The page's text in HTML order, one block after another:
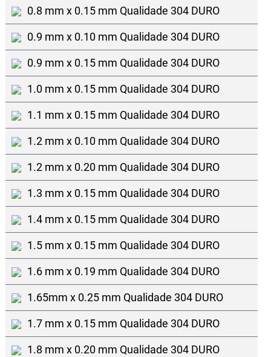
0.8 mm x 0.15 mm Qualidade 304 DURO
0.9 mm x 0.10 mm Qualidade 304 DURO
0.9 mm x 0.15 mm Qualidade 304 DURO
1.0 mm x 0.15 mm Qualidade 304 DURO
1.1 mm x 0.15 mm Qualidade 304 DURO
1.2 mm x 0.10 mm Qualidade 304 DURO
1.2 mm x 0.20 mm Qualidade 304 DURO
1.3 mm x 0.15 mm Qualidade 304 DURO
1.4 mm x 0.15 mm Qualidade 304 DURO
1.5 mm x 0.15 mm Qualidade 304 DURO
1.6 mm x 0.19 mm Qualidade 304 DURO
1.65mm x 0.25 mm Qualidade 304 DURO
1.7 mm x 0.15 mm Qualidade 304 DURO
1.8 mm x 0.20 mm Qualidade 304 DURO